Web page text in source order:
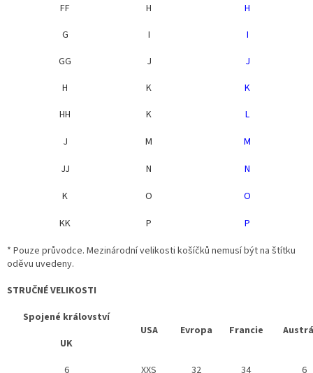
FF
H
H
G
I
I
GG
J
J
H
K
K
HH
K
L
J
M
M
JJ
N
N
K
O
O
KK
P
P
* Pouze průvodce. Mezinárodní velikosti košíčků nemusí být na štítku
oděvu uvedeny.
STRUČNÉ VELIKOSTI
Spojené království
UK
USA Evropa Francie
6 XXS 32 34 6